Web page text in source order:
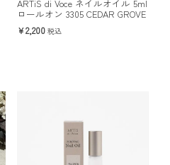
ARTiS di Voce ネイルオイル 5ml
ロールオン 3305 CEDAR GROVE
2,200 税込